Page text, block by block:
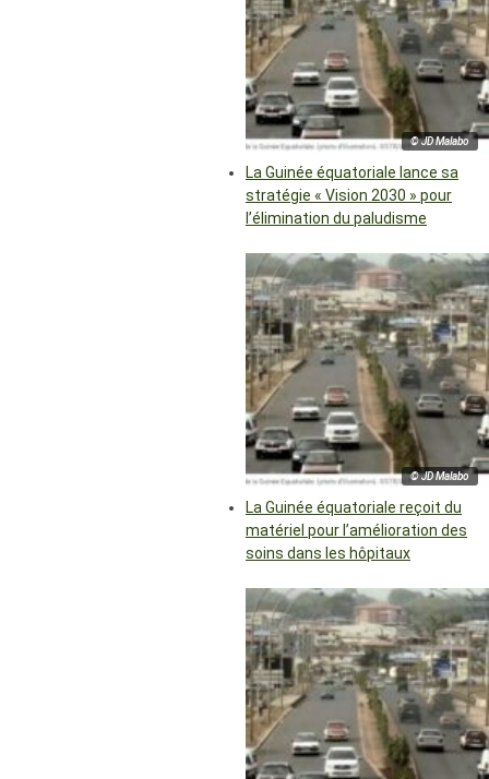
© JD Malabo
La Guinée équatoriale lance sa
stratégie « Vision 2030 » pour
l’élimination du paludisme
© JD Malabo
La Guinée équatoriale reçoit du
matériel pour l’amélioration des
soins dans les hôpitaux